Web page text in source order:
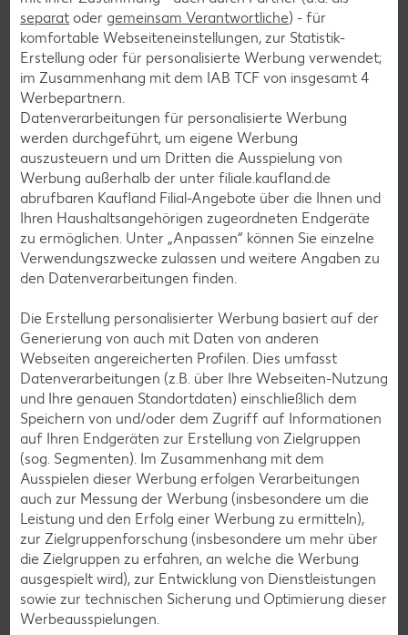
Rezeptkategorien
Burger-Rezepte
Pizza-Rezepte
Pasta-Rezepte
Sushi-Rezepte
Raclette-Rezepte
Flammkuchen-Rezepte
Frühstücksrezepte
Salat-Rezepte
Spargel-Rezepte
Fleisch-Rezepte
Fisch-Rezepte
Geflügel-Rezepte
Lamm-Rezepte
Grill-Rezepte
Muffin-Rezepte
Apfelkuchen-Rezepte
separat oder gemeinsam Verantwortliche) - für
komfortable Webseiteneinstellungen, zur Statistik-
Erstellung oder für personalisierte Werbung verwendet;
im Zusammenhang mit dem IAB TCF von insgesamt 4
Werbepartnern.
Datenverarbeitungen für personalisierte Werbung
werden durchgeführt, um eigene Werbung
auszusteuern und um Dritten die Ausspielung von
Werbung außerhalb der unter filiale.kaufland.de
abrufbaren Kaufland Filial-Angebote über die Ihnen und
Ihren Haushaltsangehörigen zugeordneten Endgeräte
zu ermöglichen. Unter „Anpassen“ können Sie einzelne
Verwendungszwecke zulassen und weitere Angaben zu
den Datenverarbeitungen finden.
Die Erstellung personalisierter Werbung basiert auf der
Generierung von auch mit Daten von anderen
Webseiten angereicherten Profilen. Dies umfasst
Datenverarbeitungen (z.B. über Ihre Webseiten-Nutzung
und Ihre genauen Standortdaten) einschließlich dem
Speichern von und/oder dem Zugriff auf Informationen
auf Ihren Endgeräten zur Erstellung von Zielgruppen
(sog. Segmenten). Im Zusammenhang mit dem
Ausspielen dieser Werbung erfolgen Verarbeitungen
auch zur Messung der Werbung (insbesondere um die
Leistung und den Erfolg einer Werbung zu ermitteln),
zur Zielgruppenforschung (insbesondere um mehr über
die Zielgruppen zu erfahren, an welche die Werbung
ausgespielt wird), zur Entwicklung von Dienstleistungen
sowie zur technischen Sicherung und Optimierung dieser
Werbeausspielungen.